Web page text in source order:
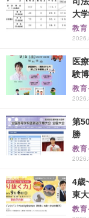
大
教育
医
験
教育
第
勝
教育
4歳
東
教育